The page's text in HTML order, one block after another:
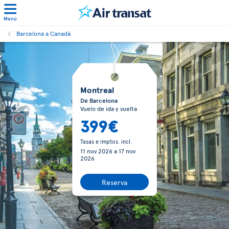
Menú
Barcelona a Canadá
Montreal
De Barcelona
Vuelo de ida y vuelta
399€
Tasas e imptos. incl.
11 nov 2026a 17 nov
2026
Reserva